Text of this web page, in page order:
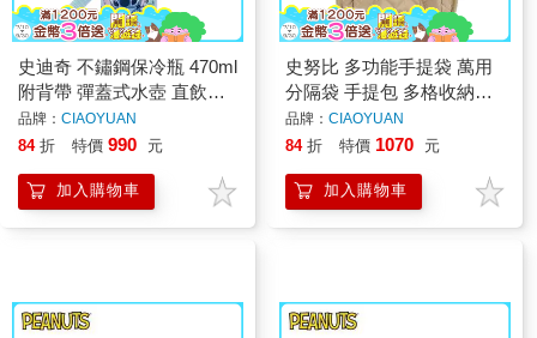
史迪奇 不鏽鋼保冷瓶 470ml
附背帶 彈蓋式水壺 直飲式
水壺 星際寶貝 Stitch
品牌： CIAOYUAN
84 折 特價 990 元
加入購物車
史努比 多功能手提袋 萬用
分隔袋 手提包 多格收納包
大容量手提袋 尼龍加棉
Snoopy
品牌： CIAOYUAN
84 折 特價 1070 元
加入購物車